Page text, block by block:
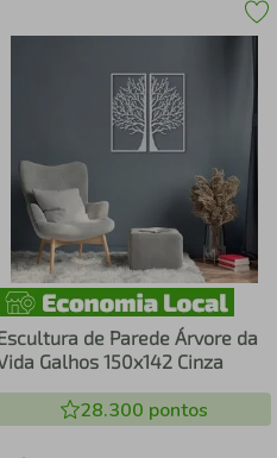
de Parede Árvore da
Galhos 150x142 Cinza
28.300 pontos